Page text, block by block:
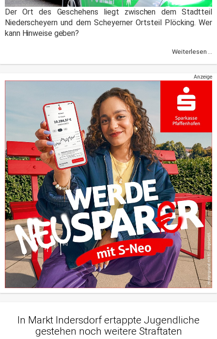
Der Ort des Geschehens liegt zwischen dem Stadtteil
Niederscheyern und dem Scheyerner Ortsteil Plöcking. Wer
kann Hinweise geben?
Weiterlesen ...
Anzeige
In Markt Indersdorf ertappte Jugendliche
gestehen noch weitere Straftaten